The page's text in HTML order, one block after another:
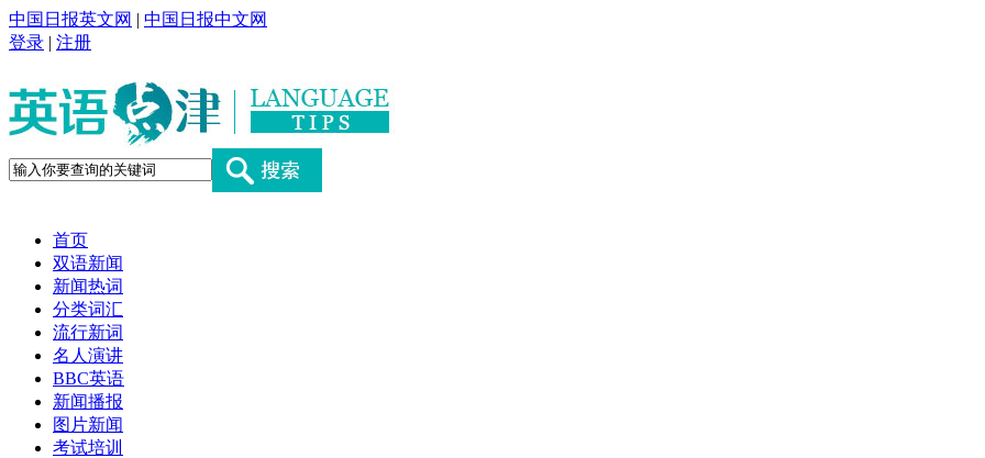
中国日报英文网 | 中国日报中文网
登录 | 注册
首页
双语新闻
新闻热词
分类词汇
流行新词
名人演讲
BBC英语
新闻播报
图片新闻
考试培训